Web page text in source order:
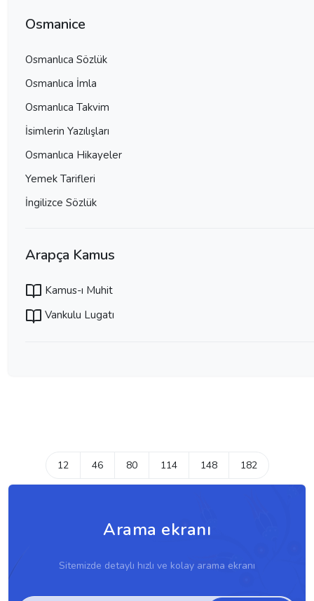
Osmanice
Osmanlıca Sözlük
Osmanlıca İmla
Osmanlıca Takvim
İsimlerin Yazılışları
Osmanlıca Hikayeler
Yemek Tarifleri
İngilizce Sözlük
Arapça Kamus
Kamus-ı Muhit
Vankulu Lugatı
12 46 80 114 148 182
Arama ekranı
Sitemizde detaylı hızlı ve kolay arama ekranı